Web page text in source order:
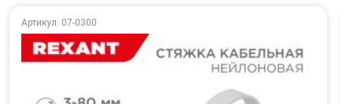
Артикул: 07-0300